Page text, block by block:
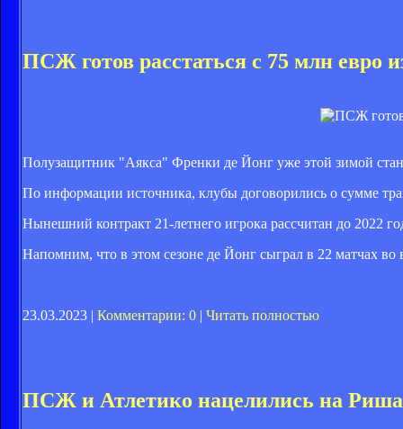
ПСЖ готов расстаться с 75 млн евро
Полузащитник "Аякса" Френки де Йонг уже этой зимой
По информации источника, клубы договорились о сумме
Нынешний контракт 21-летнего игрока рассчитан до 2022
Напомним, что в этом сезоне де Йонг сыграл в 22 матчах во
23.03.2023 | Комментарии: 0 | Читать полностью
ПСЖ и Атлетико нацелились на